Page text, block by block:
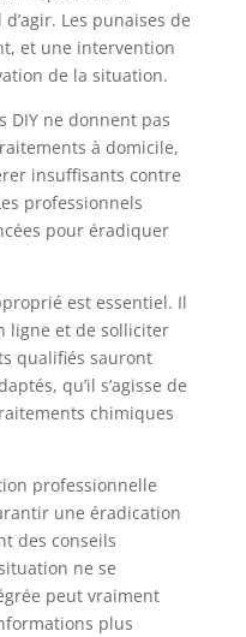
Les punaises de
et une intervention
de la situation.
DIY ne donnent pas
à domicile,
insuffisants contre
professionnels
pour éradiquer
est essentiel. Il
ligne et de solliciter
qualifiés sauront
qu’il s’agisse de
chimiques
professionnelle
une éradication
des conseils
ne se
peut vraiment
plus